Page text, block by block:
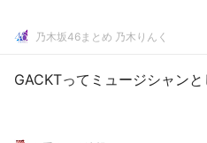
乃木坂46まとめ 乃木りんく
GACKTってミュージシャン